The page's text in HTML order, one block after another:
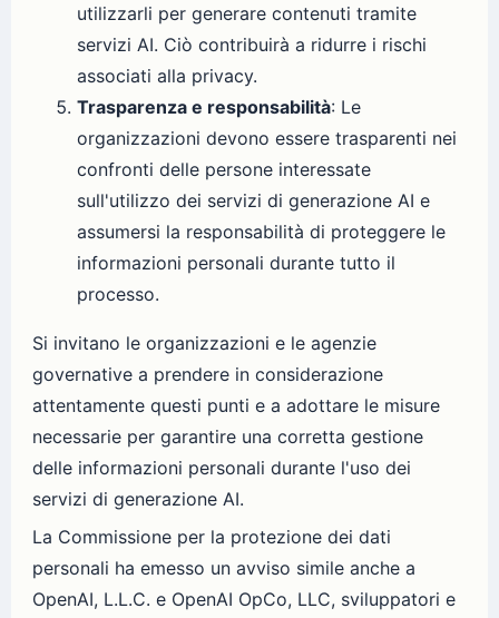
utilizzarli per generare contenuti tramite
servizi AI. Ciò contribuirà a ridurre i rischi
associati alla privacy.
Trasparenza e responsabilità: Le
organizzazioni devono essere trasparenti nei
confronti delle persone interessate
sull'utilizzo dei servizi di generazione AI e
assumersi la responsabilità di proteggere le
informazioni personali durante tutto il
processo.
Si invitano le organizzazioni e le agenzie
governative a prendere in considerazione
attentamente questi punti e a adottare le misure
necessarie per garantire una corretta gestione
delle informazioni personali durante l'uso dei
servizi di generazione AI.
La Commissione per la protezione dei dati
personali ha emesso un avviso simile anche a
OpenAI, L.L.C. e OpenAI OpCo, LLC, sviluppatori e